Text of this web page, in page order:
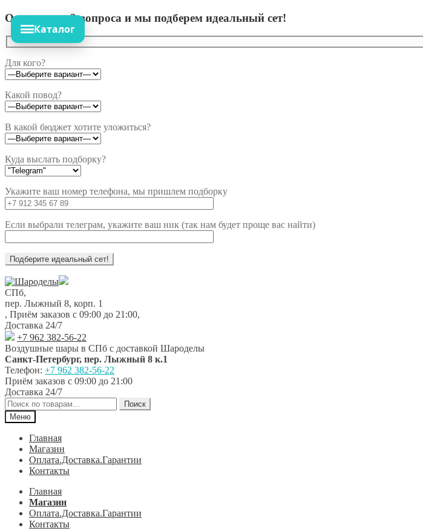
Ответьте на 3 вопроса и мы подберем идеальный сет!
Для кого?
Какой повод?
В какой бюджет хотите уложиться?
Куда выслать подборку?
Укажите ваш номер телефона, мы пришлем подборку
Если выбрали телеграм, укажите ваш ник (так нам будет проще вас найти)
Перейти
к
навигации
Перейти
к
содержимому
СПб,
пер. Лыжный 8, корп. 1
, Приём заказов с 09:00 до 21:00,
Доставка 24/7
+7 962 382-56-22
Воздушные шары в СПб с доставкой Шароделы
Санкт-Петербург, пер. Лыжный 8 к.1
Телефон: +7 962 382-56-22
Приём заказов с 09:00 до 21:00
Доставка 24/7
Искать:
Поиск
Меню
Главная
Магазин
Оплата.Доставка.Гарантии
Контакты
Главная
Магазин
Оплата.Доставка.Гарантии
Контакты
Каталог